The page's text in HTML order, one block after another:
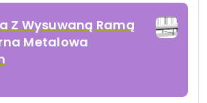
Z Wysuwaną Ramą
Metalowa